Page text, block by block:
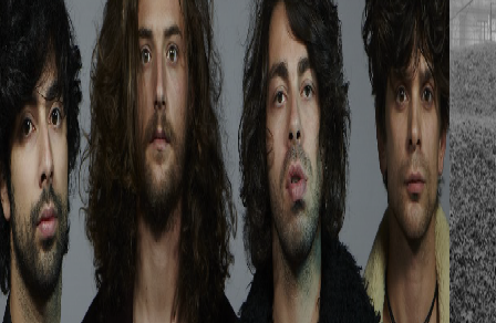
shaker per tutta la stagione con il suo popolo di gente che
lavora nella moda, nelle agenzie creative, personaggi del
mondo musicale e televisivo, blogger e giornalisti. La serata
sembra quindi imperdibile, non vi resta altro che mettervi il
vestito più bello che avete nell’armadio e andare in Via
Borsi 9 a fare casino. Per info e prenotazioni
apollomilano.com